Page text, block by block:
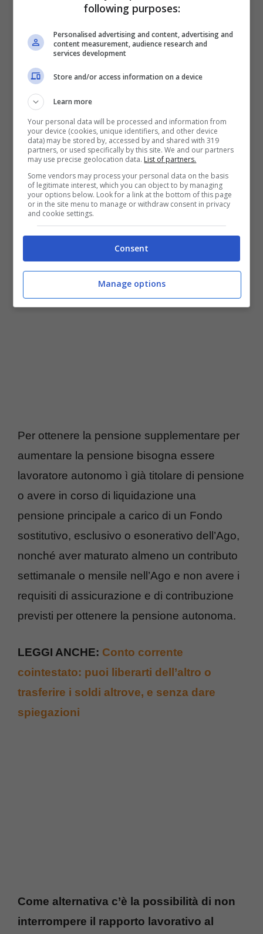
LEGGI ANCHE:
Foglio rosa e patente
senza spendere i soldi della scuola guida.
Sì può fare
La pensione supplementare
trattamento pensionistico ulteriore che può
essere liquidato ai lavoratori dipendenti del
settore privato iscritti all’Ago che hanno già
versato contributi per raggiungere una
determinata forma pensionistica ma che non
bastano per il riconoscimento del diritto alla
Per ottenere la pensione supplementare per
aumentare la pensione bisogna essere
lavoratore autonomo ì già titolare di pensione
o avere in corso di liquidazione una
pensione principale a carico di un Fondo
sostitutivo, esclusivo o esonerativo dell’Ago,
nonché aver maturato almeno un contributo
settimanale o mensile nell’Ago e non avere i
requisiti di assicurazione e di contribuzione
previsti per ottenere la pensione autonoma.
LEGGI ANCHE: Conto corrente
cointestato: puoi liberarti dell’altro o
trasferire i soldi altrove, e senza dare
spiegazioni
Come alternativa c’è la possibilità di non
interrompere il rapporto lavorativo al
following purposes:
Personalised advertising and content, advertising and
content measurement, audience research and
services development
Store and/or access information on a device
Learn more
Your personal data will be processed and information from
your device (cookies, unique identifiers, and other device
data) may be stored by, accessed by and shared with 319
partners, or used specifically by this site. We and our partners
may use precise geolocation data. List of partners.
Some vendors may process your personal data on the basis
of legitimate interest, which you can object to by managing
your options below. Look for a link at the bottom of this page
or in the site menu to manage or withdraw consent in privacy
and cookie settings.
Consent
Manage options